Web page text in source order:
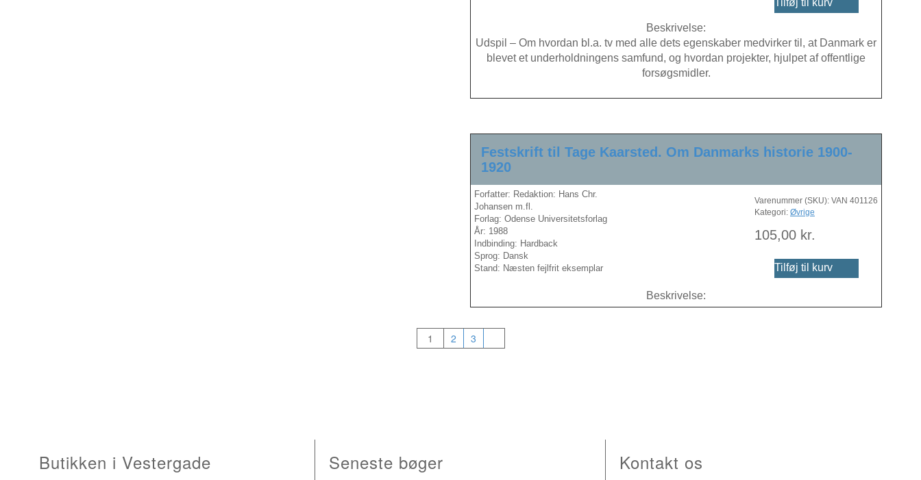
Tilføj til kurv
Beskrivelse:
Udspil – Om hvordan bl.a. tv med alle dets egenskaber medvirker til, at Danmark er
blevet et underholdningens samfund, og hvordan projekter, hjulpet af offentlige
forsøgsmidler.
Festskrift til Tage Kaarsted. Om Danmarks historie 1900-
1920
Forfatter: Redaktion: Hans Chr.
Johansen m.fl.
Forlag: Odense Universitetsforlag
År: 1988
Indbinding: Hardback
Sprog: Dansk
Stand: Næsten fejlfrit eksemplar
Varenummer (SKU): VAN 401126
Kategori: Øvrige
105,00 kr.
Tilføj til kurv
Beskrivelse:
1 2 3
Butikken i Vestergade Seneste bøger Kontakt os